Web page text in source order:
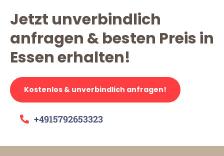
Jetzt unverbindlich
anfragen & besten Preis in
Essen erhalten!
Kostenlos & unverbindlich anfragen!
+4915792653323